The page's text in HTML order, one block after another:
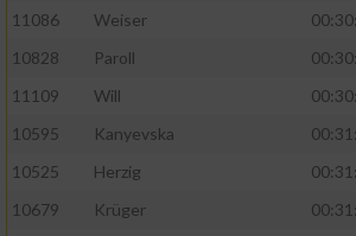
11086
Weiser
10828
Paroll
11109
Will
10595
Kanyevska
10525
Herzig
10679
Krüger